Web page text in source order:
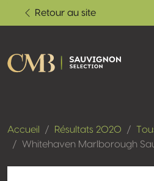
Retour au site
Accueil Résultats 2020
Whitehaven Marlborough